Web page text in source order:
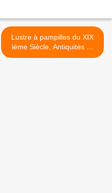
Lustre à pampilles du XIX
ième Siècle, Antiquités St
Vincent à Nevers (58000) >